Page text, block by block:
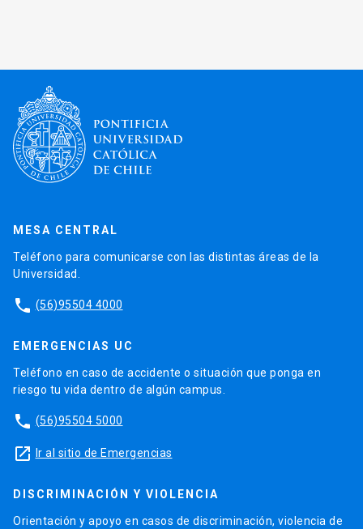
MESA CENTRAL
Teléfono para comunicarse con las distintas áreas de la
Universidad.
phone (56)95504 4000
EMERGENCIAS UC
Teléfono en caso de accidente o situación que ponga en
riesgo tu vida dentro de algún campus.
phone (56)95504 5000
launch Ir al sitio de Emergencias
DISCRIMINACIÓN Y VIOLENCIA
Orientación y apoyo en casos de discriminación, violencia de